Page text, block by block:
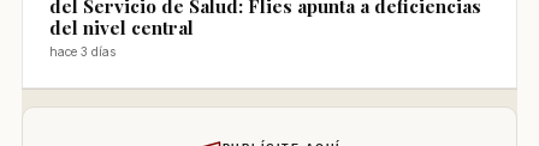
del Servicio de Salud: Flies apunta a deficiencias
del nivel central
hace 3 días